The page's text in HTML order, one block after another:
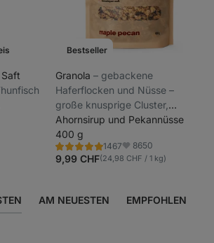
Bestseller
Granola⁠–⁠ gebackene
Haferflocken und Nüsse –
große knusprige Cluster,
handverarbeitet in kleinen
Chargen für maximale Frische,
gluten- und zuckerfrei
Ahornsirup und Pekannüsse
400 g
1467
Bewertung
4.8/5,
1467
Favoriten
8650
9,99 CHF(24,98 CHF / 1 kg)
AM NEUESTEN EMPFOHLEN